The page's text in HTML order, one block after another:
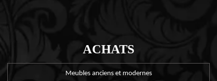
ACHATS
Meubles anciens et modernes